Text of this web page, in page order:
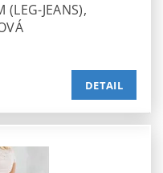
(LEG-JEANS),
DETAIL